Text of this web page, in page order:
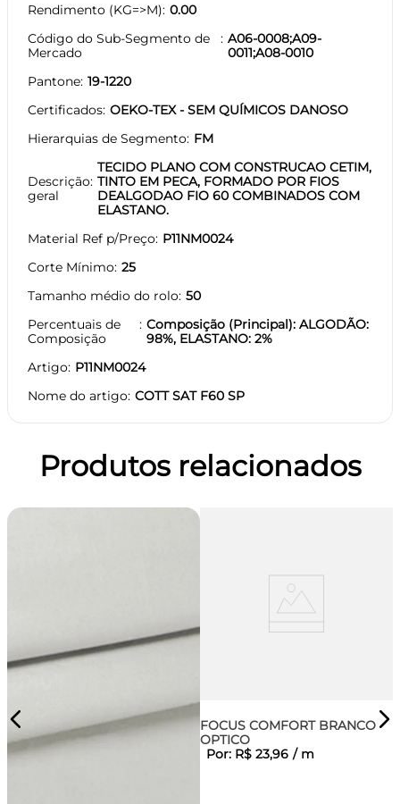
Rendimento (KG=>M) 0.00
Código do Sub-Segmento de
Mercado
A06-0008;A09-
0011;A08-0010
Pantone 19-1220
Certificados OEKO-TEX - SEM QUÍMICOS DANOSO
Hierarquias de Segmento FM
Descrição
geral
TECIDO PLANO COM CONSTRUCAO CETIM,
TINTO EM PECA, FORMADO POR FIOS
DEALGODAO FIO 60 COMBINADOS COM
ELASTANO.
Material Ref p/Preço P11NM0024
Corte Mínimo 25
Tamanho médio do rolo 50
Percentuais de
Composição
Composição (Principal): ALGODÃO:
98%, ELASTANO: 2%
Artigo P11NM0024
Nome do artigo COTT SAT F60 SP
Produtos relacionados
FOCUS COMFORT BRANCO
OPTICO
Por: R$ 23,96 / m